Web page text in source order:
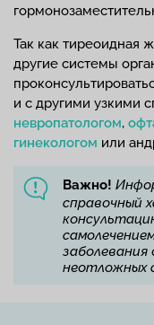
Так как тиреоидная
другие системы
и с другими узкими
невропатологом,
гинекологом или
Важно!
справочный
неотложных